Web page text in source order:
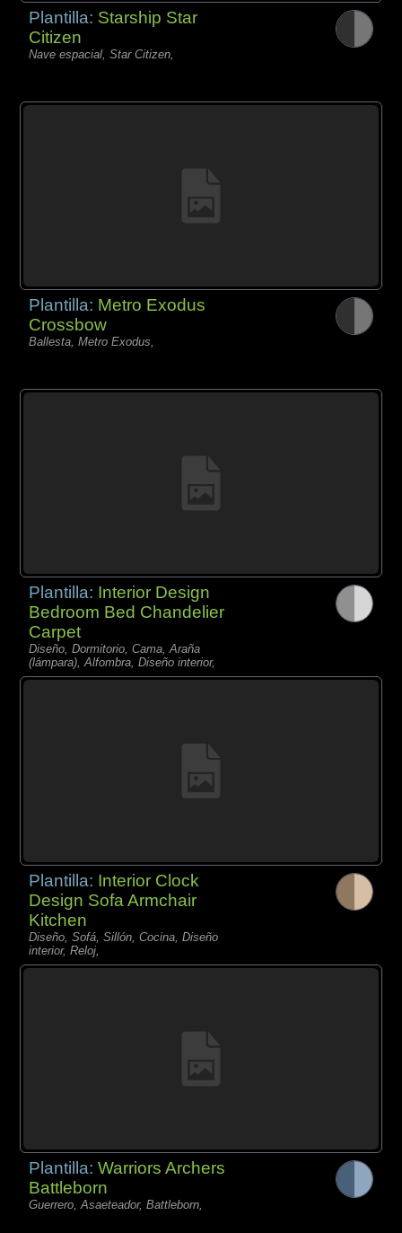
Plantilla: Starship Star
Citizen
Nave espacial, Star Citizen,
Plantilla: Metro Exodus
Crossbow
Ballesta, Metro Exodus,
Plantilla: Interior Design
Bedroom Bed Chandelier
Carpet
Diseño, Dormitorio, Cama, Araña
(lámpara), Alfombra, Diseño interior,
Plantilla: Interior Clock
Design Sofa Armchair
Kitchen
Diseño, Sofá, Sillón, Cocina, Diseño
interior, Reloj,
Plantilla:Warriors Archers
Battleborn
Guerrero, Asaeteador, Battleborn,